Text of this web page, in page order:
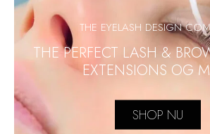
THE EYELASH DESIGN
THE PERFECT LASH &
EXTENSIONS OG
SHOP NU